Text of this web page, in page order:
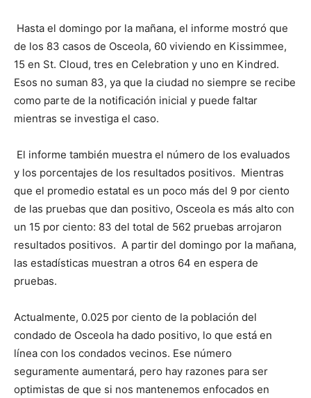
Hasta el domingo por la mañana, el informe mostró que
de los 83 casos de Osceola, 60 viviendo en Kissimmee,
15 en St. Cloud, tres en Celebration y uno en Kindred.
Esos no suman 83, ya que la ciudad no siempre se recibe
como parte de la notificación inicial y puede faltar
mientras se investiga el caso.
El informe también muestra el número de los evaluados
y los porcentajes de los resultados positivos. Mientras
que el promedio estatal es un poco más del 9 por ciento
de las pruebas que dan positivo, Osceola es más alto con
un 15 por ciento: 83 del total de 562 pruebas arrojaron
resultados positivos. A partir del domingo por la mañana,
las estadísticas muestran a otros 64 en espera de
pruebas.
Actualmente, 0.025 por ciento de la población del
condado de Osceola ha dado positivo, lo que está en
línea con los condados vecinos. Ese número
seguramente aumentará, pero hay razones para ser
optimistas de que si nos mantenemos enfocados en